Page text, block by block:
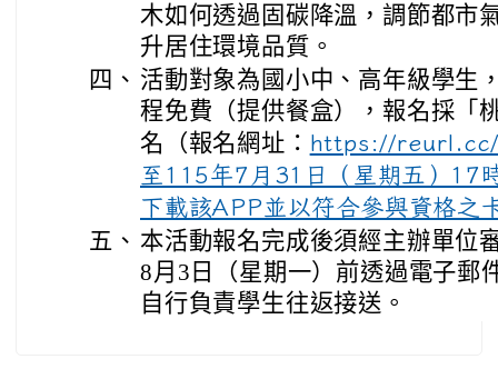
木如何透過固碳降溫，調節都市
升居住環境品質。
四、 活動對象為國小中、高年級學生
程免費（提供餐盒），報名採「
名（報名網址： https://reurl.cc/
至115年7月31日（星期五）17
下載該APP並以符合參與資格之
五、 本活動報名完成後須經主辦單位
8月3日（星期一）前透過電子郵
自行負責學生往返接送。